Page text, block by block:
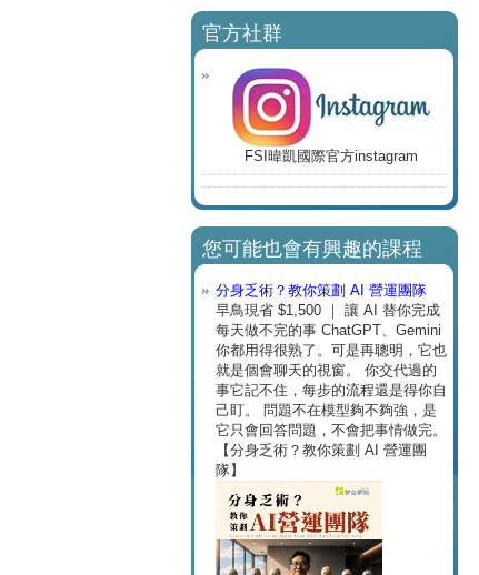
官方社群
FSI暐凱國際官方instagram
您可能也會有興趣的課程
分身乏術？教你策劃 AI 營運團隊
早鳥現省 $1,500 ｜ 讓 AI 替你完成
每天做不完的事 ChatGPT、Gemini
你都用得很熟了。可是再聰明，它也
就是個會聊天的視窗。 你交代過的
事它記不住，每步的流程還是得你自
己盯。 問題不在模型夠不夠強，是
它只會回答問題，不會把事情做完。
【分身乏術？教你策劃 AI 營運團
隊】